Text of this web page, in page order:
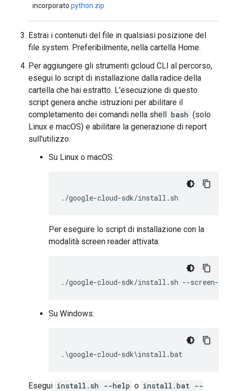
incorporato python.zip
Estrai i contenuti del file in qualsiasi posizione del
file system. Preferibilmente, nella cartella Home.
Per aggiungere gli strumenti gcloud CLI al percorso,
esegui lo script di installazione dalla radice della
cartella che hai estratto. L'esecuzione di questo
script genera anche istruzioni per abilitare il
completamento dei comandi nella shell bash (solo
Linux e macOS) e abilitare la generazione di report
sull'utilizzo.
Su Linux o macOS:
Per eseguire lo script di installazione con la
modalità screen reader attivata:
Su Windows:
Esegui install.sh --help o install.bat --